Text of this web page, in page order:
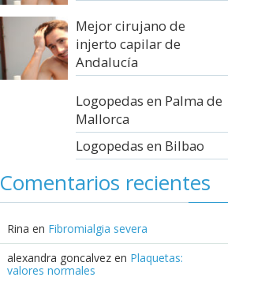
Mejor cirujano de
injerto capilar de
Andalucía
Logopedas en Palma de
Mallorca
Logopedas en Bilbao
Comentarios recientes
Rina en Fibromialgia severa
alexandra goncalvez en Plaquetas:
valores normales